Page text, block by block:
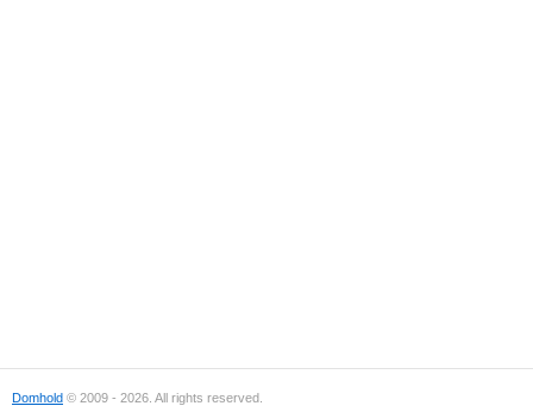
Domhold © 2009 - 2026. All rights reserved.